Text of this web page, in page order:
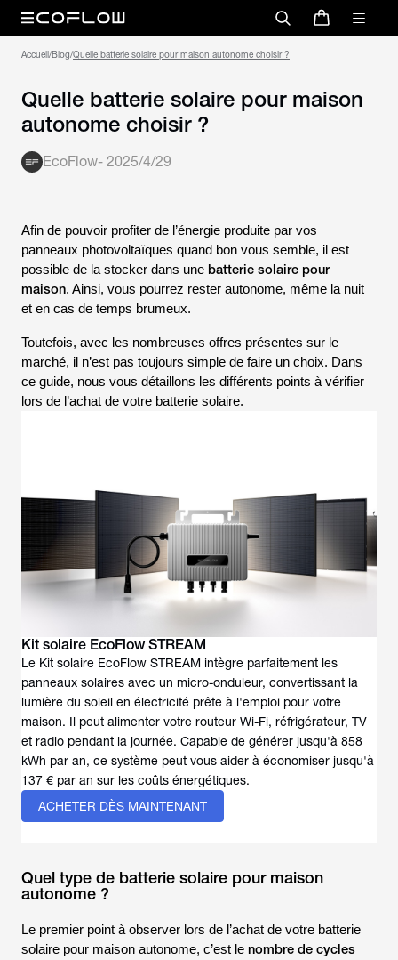
Accueil/Blog/Quelle batterie solaire pour maison autonome choisir ?
Quelle batterie solaire pour maison
autonome choisir ?
EcoFlow- 2025/4/29
Afin de pouvoir profiter de l’énergie produite par vos
panneaux photovoltaïques quand bon vous semble, il est
possible de la stocker dans une batterie solaire pour
maison. Ainsi, vous pourrez rester autonome, même la nuit
et en cas de temps brumeux.
Toutefois, avec les nombreuses offres présentes sur le
marché, il n’est pas toujours simple de faire un choix. Dans
ce guide, nous vous détaillons les différents points à vérifier
lors de l’achat de votre batterie solaire.
Kit solaire EcoFlow STREAM
Le Kit solaire EcoFlow STREAM intègre parfaitement les
panneaux solaires avec un micro-onduleur, convertissant la
lumière du soleil en électricité prête à l'emploi pour votre
maison. Il peut alimenter votre routeur Wi-Fi, réfrigérateur, TV
et radio pendant la journée. Capable de générer jusqu'à 858
kWh par an, ce système peut vous aider à économiser jusqu'à
137 € par an sur les coûts énergétiques.
ACHETER DÈS MAINTENANT
Quel type de batterie solaire pour maison
autonome ?
Le premier point à observer lors de l’achat de votre batterie
solaire pour maison autonome, c’est le nombre de cycles